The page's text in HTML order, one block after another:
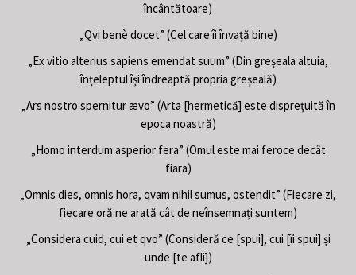
încântătoare)
„Qvi benè docet” (Cel care îi învață bine)
„Ex vitio alterius sapiens emendat suum” (Din greșeala altuia,
înțeleptul își îndreaptă propria greșeală)
„Ars nostro spernitur ævo” (Arta [hermetică] este disprețuită în
epoca noastră)
„Homo interdum asperior fera” (Omul este mai feroce decât
fiara)
„Omnis dies, omnis hora, qvam nihil sumus, ostendit” (Fiecare zi,
fiecare oră ne arată cât de neînsemnați suntem)
„Considera cuid, cui et qvo” (Consideră ce [spui], cui [îi spui] și
unde [te afli])